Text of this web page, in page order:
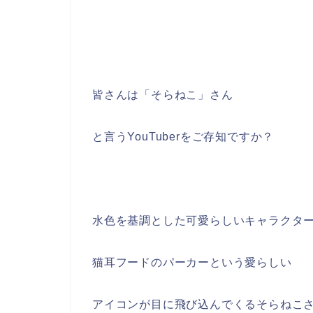
皆さんは「そらねこ」さん
と言うYouTuberをご存知ですか？
水色を基調とした可愛らしいキャラクタ
猫耳フードのパーカーという愛らしい
アイコンが目に飛び込んでくるそらねこさ